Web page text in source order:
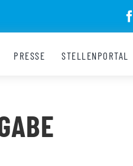
PRESSE STELLENPORTAL